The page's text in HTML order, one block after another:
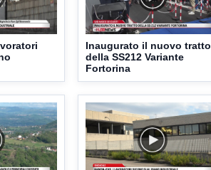
Inaugurato il nuovo tratto
della SS212 Variante
Fortorina